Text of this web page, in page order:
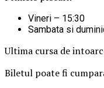
Vineri – 15:30
Sambata si
Ultima cursa de
Biletul poate fi